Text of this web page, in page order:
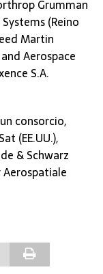
Grumman
(Reino
Martin
Aerospace
S.A.
consorcio,
(EE.UU.),
& Schwarz
Aerospatiale